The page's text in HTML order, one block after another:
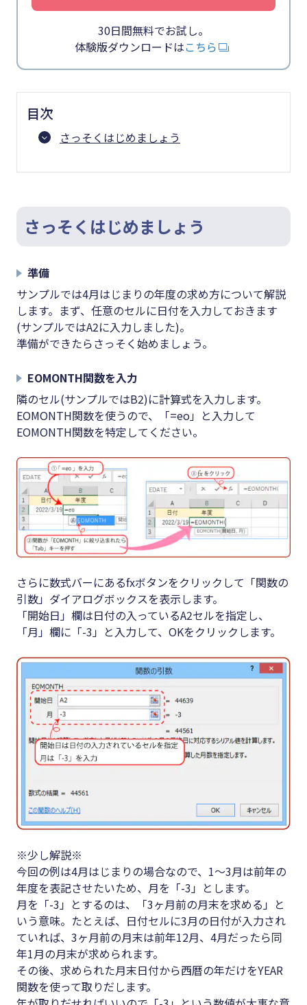
30日間無料でお試し。
体験版ダウンロードはこちら
目次
さっそくはじめましょう
さっそくはじめましょう
準備
サンプルでは4月はじまりの年度の求め方について解説
します。まず、任意のセルに日付を入力しておきます
(サンプルではA2に入力しました)。
準備ができたらさっそく始めましょう。
EOMONTH関数を入力
隣のセル(サンプルではB2)に計算式を入力します。
EOMONTH関数を使うので、「=eo」と入力して
EOMONTH関数を特定してください。
さらに数式バーにあるfxボタンをクリックして「関数の
引数」ダイアログボックスを表示します。
「開始日」欄は日付の入っているA2セルを指定し、
「月」欄に「-3」と入力して、OKをクリックします。
※少し解説※
今回の例は4月はじまりの場合なので、1～3月は前年の
年度を表記させたいため、月を「-3」とします。
月を「-3」とするのは、「3ヶ月前の月末を求める」と
いう意味。たとえば、日付セルに3月の日付が入力され
ていれば、3ヶ月前の月末は前年12月、4月だったら同
年1月の月末が求められます。
その後、求められた月末日付から西暦の年だけをYEAR
関数を使って取りだします。